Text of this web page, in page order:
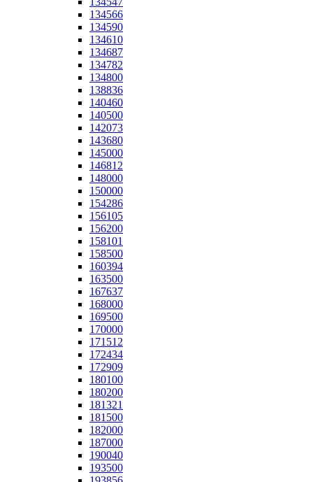
134566
134590
134610
134687
134782
134800
138836
140460
140500
142073
143680
145000
146812
148000
150000
154286
156105
156200
158101
158500
160394
163500
167637
168000
169500
170000
171512
172434
172909
180100
180200
181321
181500
182000
187000
190040
193500